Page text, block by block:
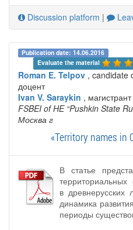
Discussion platform |
Publication date: 14.06.2016
Evaluate the material
Roman E. Telpov , candidate
доцент
Ivan V. Saraykin , магистрант
FSBEI of HE “Pushkin State
Москва г
«Territory names in
В статье
в древнерусских
динамика
периоды